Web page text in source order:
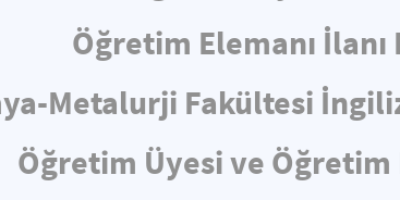
Öğretim Elemanı
Metalurji Fakültesi
Öğretim Üyesi ve Öğretim